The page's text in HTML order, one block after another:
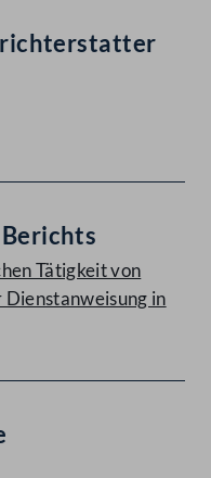
Tätigkeit von
in